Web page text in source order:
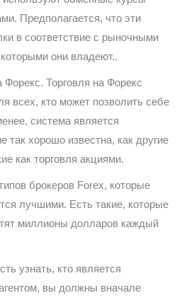
Предполагается, что эти
в соответствие с рыночными
они владеют..
Торговля на Форекс
всех, кто может позволить себе
система является
так хорошо известна, как другие
как торговля акциями.
брокеров Forex, которые
лучшими. Есть такие, которые
миллионы долларов каждый
узнать, кто является
вы должны вначале